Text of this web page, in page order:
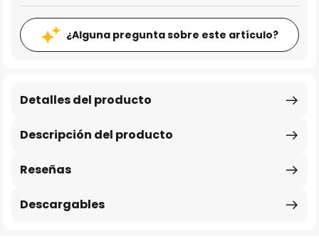
¿Alguna pregunta sobre este artículo?
Descripción del producto
Detalles del producto
Reseñas
Descargables